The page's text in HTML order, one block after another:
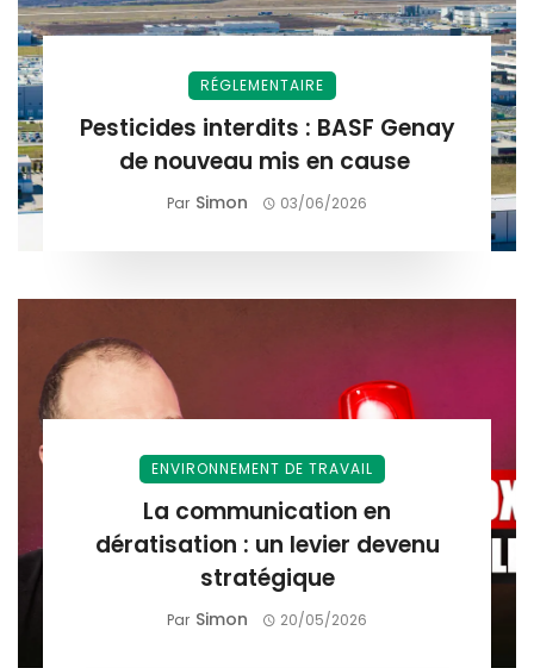
RÉGLEMENTAIRE
Pesticides interdits : BASF Genay
de nouveau mis en cause
Par Simon 03/06/2026
ENVIRONNEMENT DE TRAVAIL
La communication en
dératisation : un levier devenu
stratégique
Par Simon 20/05/2026